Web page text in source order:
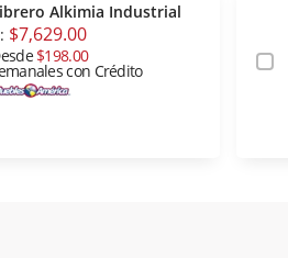
Alkimia Industrial
$7,629.00
$198.00
con Crédito